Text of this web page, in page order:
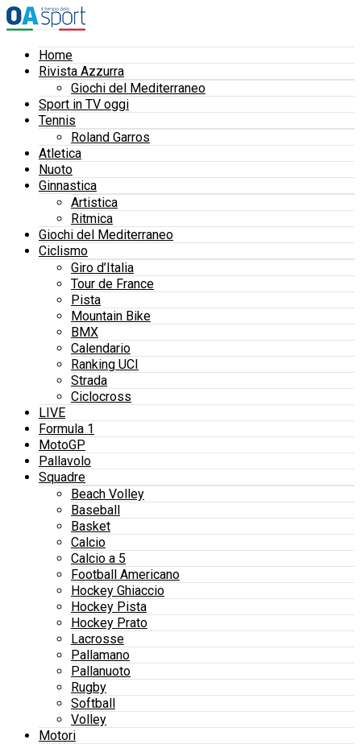
Home
Rivista Azzurra
Giochi del Mediterraneo
Sport in TV oggi
Tennis
Roland Garros
Atletica
Nuoto
Ginnastica
Artistica
Ritmica
Giochi del Mediterraneo
Ciclismo
Giro d’Italia
Tour de France
Pista
Mountain Bike
BMX
Calendario
Ranking UCI
Strada
Ciclocross
LIVE
Formula 1
MotoGP
Pallavolo
Squadre
Beach Volley
Baseball
Basket
Calcio
Calcio a 5
Football Americano
Hockey Ghiaccio
Hockey Pista
Hockey Prato
Lacrosse
Pallamano
Pallanuoto
Rugby
Softball
Volley
Motori